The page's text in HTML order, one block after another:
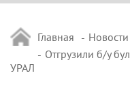
Главная
Новости
Отгрузили б/у
УРАЛ